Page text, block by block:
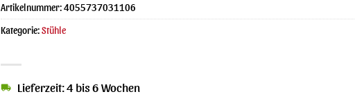
Lieferzeit: 4 bis 6 Wochen
Artikelnummer:4055737031106
Kategorie:Stühle